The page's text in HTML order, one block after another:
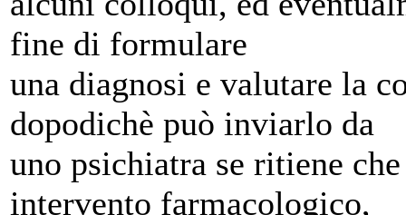
fine di formulare
una diagnosi e valutare la
dopodichè può inviarlo da
uno psichiatra se ritiene
intervento farmacologico,